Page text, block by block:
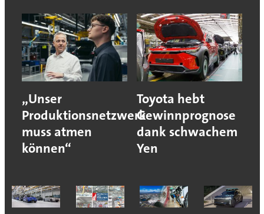
„Unser
Produktionsnetzwerk
muss atmen
können“
Toyota hebt
Gewinnprognose
dank schwachem
Yen